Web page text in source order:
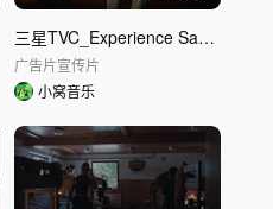
三星TVC_Experience Samsung Vision AI
广告片宣传片
小窝音乐